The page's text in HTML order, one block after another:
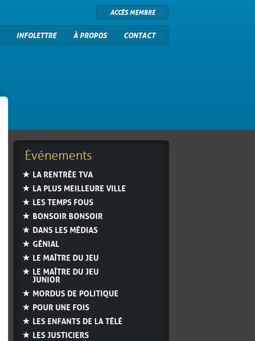
ACCÈS MEMBRE
INFOLETTRE À PROPOS CONTACT
Événements
LA RENTRÉE TVA
LA PLUS MEILLEURE VILLE
LES TEMPS FOUS
BONSOIR BONSOIR
DANS LES MÉDIAS
GÉNIAL
LE MAÎTRE DU JEU
LE MAÎTRE DU JEU
JUNIOR
MORDUS DE POLITIQUE
POUR UNE FOIS
LES ENFANTS DE LA TÉLÉ
LES JUSTICIERS